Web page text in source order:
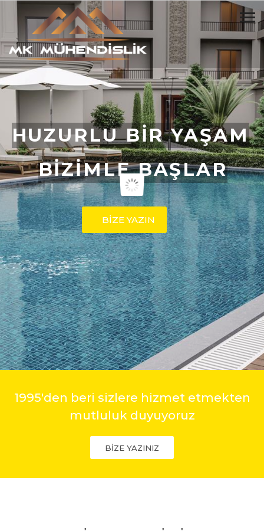
BİZİMLE BAŞLAR
BİZE YAZIN
HUZURLU BİR YAŞAM
1995'den beri sizlere hizmet etmekten
mutluluk duyuyoruz
BİZE YAZINIZ